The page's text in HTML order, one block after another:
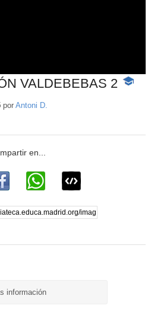
VALDEBEBAS 2 -
por Antoni D.
información